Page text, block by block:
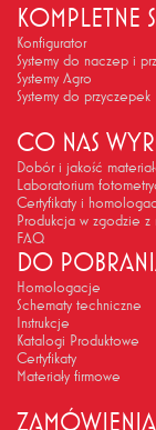
KOMPLETNE
Konfigurator
Systemy do naczep i
Systemy Agro
Systemy do przyczepek
CO NAS
Dobór i jakość
Laboratorium
Certyfikaty i
Produkcja w zgodzie z
FAQ
DO
Homologacje
Schematy techniczne
Instrukcje
Katalogi Produktowe
Certyfikaty
Materiały firmowe